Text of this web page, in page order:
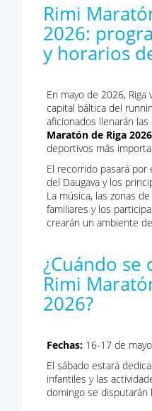
Rimi
2026:
y horarios
En mayo de 2026,
capital báltica del
aficionados llenarán
Maratón de Riga 2026
deportivos más
El recorrido pasará por
del Daugava y los
La música, las zonas
familiares y los
crearán un ambiente
¿Cuándo se
Rimi
2026?
Fechas: 16-17 de
El sábado estará
infantiles y las
domingo se disputarán